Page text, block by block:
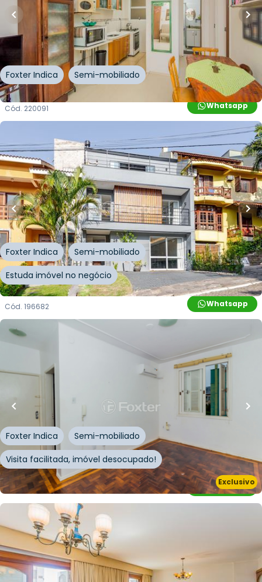
Apartamento • Residencial 26 De Março
Rua Vinte e Seis de Março,Mário Quintana,
Porto
Alegre
Foxter Indica Semi-mobiliado
Whatsapp
Cód. 220091
1.398.000,00
R$1.272.000,00
333m²•3quartos•3banheiros•2vagas
Casa em Condomínio • Condomínio Ville Liberté
I
Rua Adriano Pereira da Silva,Vila Nova,Porto Alegre
Foxter Indica
Semi-mobiliado
Estuda imóvel no negócio
Whatsapp
Cód. 196682
Exclusivo
R$230.000,00
218.500,00
2quartos • 0vagas
Apartamento • Edifício Praia De Belas
Avenida Praia de Belas, Praia de Belas Porto Alegre
Foxter Indica
Semi-mobiliado
Visita facilitada, imóvel desocupado!
Whatsapp
Cód. 225614
620.000,00
R$520.000,00
16% OFF
154m²•3quartos•2banheiros•2vagas